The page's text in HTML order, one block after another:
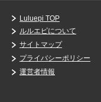
Luluepi TOP
ルルエピについて
サイトマップ
プライバシーポリシー
運営者情報